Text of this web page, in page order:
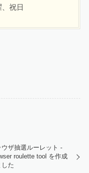
祝日
ウザ抽選ルーレット -
roulette tool を作成
した